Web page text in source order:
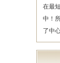
在最
中！
了中